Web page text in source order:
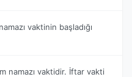
vaktinin başladığı
namazı vaktidir. İftar vakti